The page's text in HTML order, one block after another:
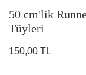
50 cm'lik
Tüyleri
150,00 TL